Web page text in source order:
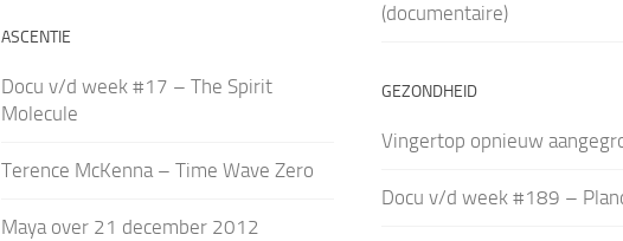
ASCENTIE
Docu v/d week #17 – The Spirit
Molecule
Terence McKenna – Time Wave Zero
Maya over 21 december 2012
(documentaire)
GEZONDHEID
Vingertop opnieuw
Docu v/d week #189 –